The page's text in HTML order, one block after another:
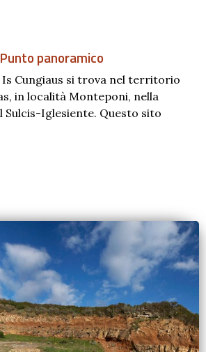
Punto panoramico
Cungiaus si trova nel territorio
in località Monteponi, nella
Iglesiente. Questo sito